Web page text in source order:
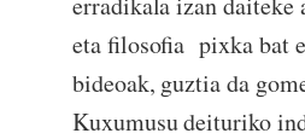
eta filosofia pixka bat
bideoak, guztia da
Kuxumusu deituriko